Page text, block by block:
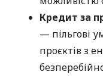
Кредит за
— пільгові
проєктів з